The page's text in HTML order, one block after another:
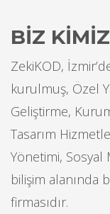
BİZ
ZekiKOD,
kurulmuş, Özel
Geliştirme,
Tasarım
Yönetimi, Sosyal
bilişim alanında
firmasıdır.